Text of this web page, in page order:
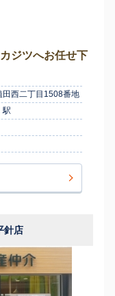
ジツへお任せ下
田西二丁目1508番地
駅
針店